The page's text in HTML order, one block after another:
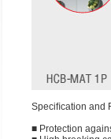
Speciﬁcation and
■ Protection